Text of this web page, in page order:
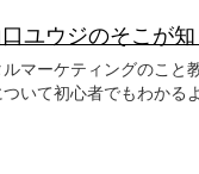
ユウジのそこが
マーケティングのこと
いて初心者でもわかる